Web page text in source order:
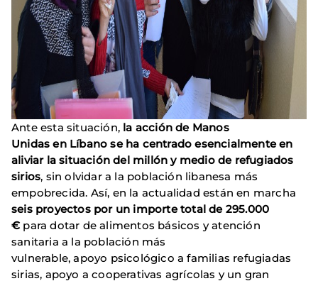
Ante esta situación, la acción de Manos
Unidas en Líbano se ha centrado esencialmente en
aliviar la situación del millón y medio de refugiados
sirios, sin olvidar a la población libanesa más
empobrecida. Así, en la actualidad están en marcha
seis proyectos por un importe total de 295.000
€ para dotar de alimentos básicos y atención
sanitaria a la población más
vulnerable, apoyo psicológico a familias refugiadas
sirias, apoyo a cooperativas agrícolas y un gran